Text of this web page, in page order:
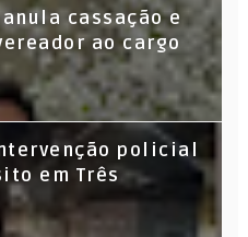
cassação e
ao cargo
policial
em Três